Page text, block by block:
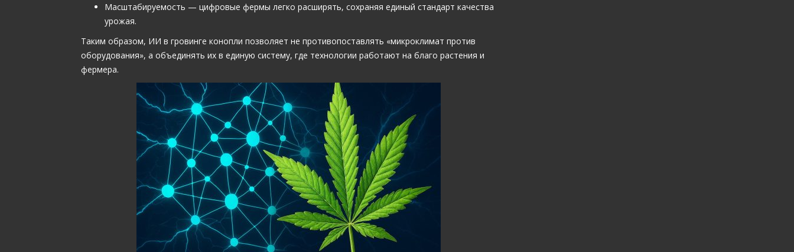
Масштабируемость — цифровые фермы легко расширять, сохраняя единый стандарт качества
урожая.
Таким образом, ИИ в гровинге конопли позволяет не противопоставлять «микроклимат против
оборудования», а объединять их в единую систему, где технологии работают на благо растения и
фермера.